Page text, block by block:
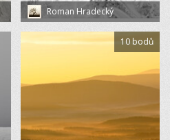
Roman Hradecký
10 bodů